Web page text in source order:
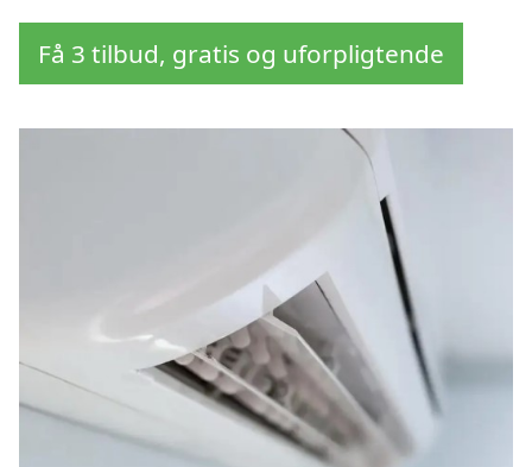
Få 3 tilbud, gratis og uforpligtende